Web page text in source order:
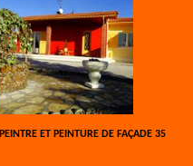
PEINTRE ET PEINTURE DE FAÇADE 35